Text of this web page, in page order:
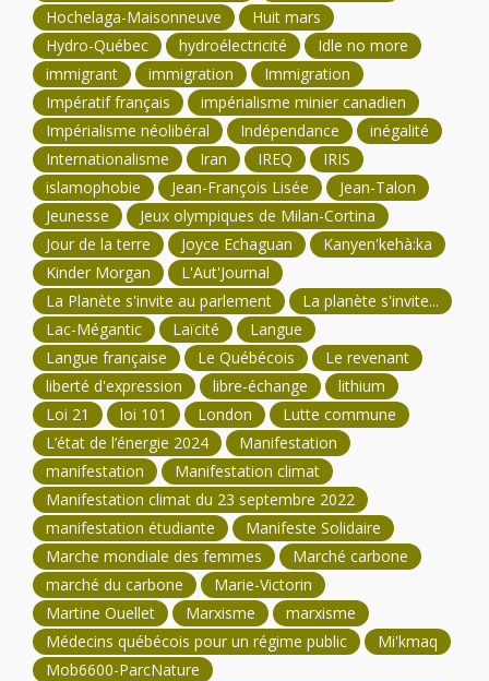
Hochelaga-Maisonneuve
Huit mars
Hydro-Québec
hydroélectricité
Idle no more
immigrant
immigration
Immigration
Impératif français
impérialisme minier canadien
Impérialisme néolibéral
Indépendance
inégalité
Internationalisme
Iran IREQ
IRIS
islamophobie
Jean-François Lisée
Jean-Talon
Jeunesse
Jeux olympiques de Milan-Cortina
Jour de la terre
Joyce Echaguan
Kanyen'kehà:ka
Kinder Morgan
L'Aut'Journal
La Planète s'invite au parlement
La planète s'invite...
Lac-Mégantic
Laïcité
Langue
Langue française
Le Québécois
Le revenant
liberté d'expression
libre-échange
lithium
Loi 21
loi 101 London
Lutte commune
L’état de l’énergie 2024
Manifestation
manifestation
Manifestation climat
Manifestation climat du 23 septembre 2022
manifestation étudiante
Manifeste Solidaire
Marche mondiale des femmes
Marché carbone
marché du carbone
Marie-Victorin
Martine Ouellet
Marxisme
marxisme
Médecins québécois pour un régime public
Mi'kmaq
Mob6600-ParcNature